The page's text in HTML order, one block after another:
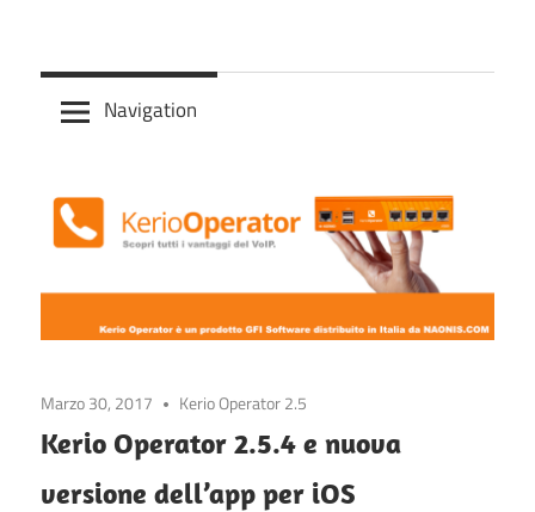
content
Kerio
telefonico
VoIP
Asterix
con
semplice
Navigation
Marzo 30, 2017 Kerio Operator 2.5
Kerio Operator 2.5.4 e nuova
versione dell’app per iOS